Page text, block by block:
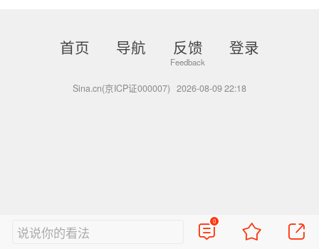
首页 导航 反馈 登录
Sina.cn(京ICP证000007) 2026-08-09 22:18
说说你的看法
0